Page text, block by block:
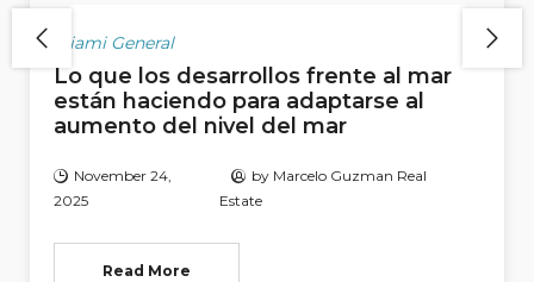
Miami General
Lo que los desarrollos frente al mar
están haciendo para adaptarse al
aumento del nivel del mar
November 24,
2025
by Marcelo Guzman Real
Estate
Read More